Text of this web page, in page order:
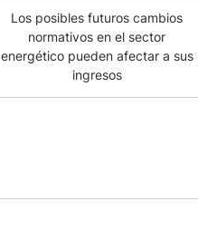
Los posibles futuros cambios
normativos en el sector
energético pueden afectar a sus
ingresos